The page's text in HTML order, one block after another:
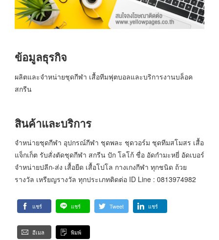
ข้อมูลธุรกิจ
ผลิตและจำหน่ายชุดกีฬา เสื้อทีมฟุตบอลและบริการงานบล็อค
สกรีน
สินค้าและบริการ
จำหน่ายชุดกีฬา อุปกรณ์กีฬา ชุดพละ ชุดวอร์ม ชุดทีมสโมสร เสื้อ
แจ็กเก็ต รับสั่งตัดชุดกีฬา สกรีน ปัก โลโก้ ชื่อ อัดกำมะหยี่ อัดเบอร์
จำหน่ายปลีก-ส่ง เสื้อยืด เสื้อโปโล กางเกงกีฬา ทุกชนิด ถ้วย
รางวัล เหรียญรางวัล ทุกประเภทติดต่อ ID Line : 0813974982
แชร์ แชร์ Tweet แชร์
อีเมล พิมพ์